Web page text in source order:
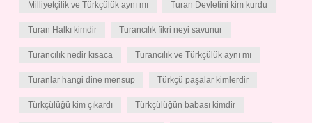
Milliyetçilik ve Türkçülük aynı mı Turan Devletini kim kurdu
Turan Halkı kimdir Turancılık fikri neyi savunur
Turancılık nedir kısaca Turancılık ve Türkçülük aynı mı
Turanlar hangi dine mensup Türkçü paşalar kimlerdir
Türkçülüğü kim çıkardı Türkçülüğün babası kimdir